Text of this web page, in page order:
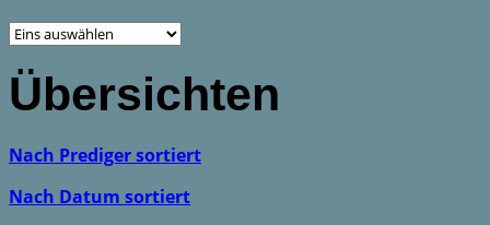
Übersichten
Nach Prediger sortiert
Nach Datum sortiert